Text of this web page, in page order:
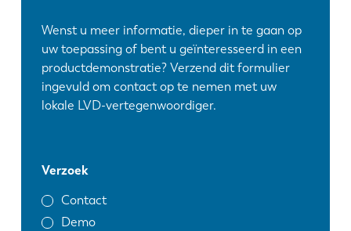
Wenst u meer informatie, dieper in te gaan op
uw toepassing of bent u geïnteresseerd in een
productdemonstratie? Verzend dit formulier
ingevuld om contact op te nemen met uw
lokale LVD-vertegenwoordiger.
Verzoek
Contact
Demo